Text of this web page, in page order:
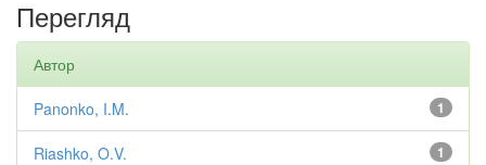
Перегляд
Автор
1
Panonko, I.M.
1
Riashko, O.V.